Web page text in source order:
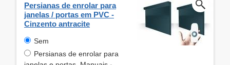
Persianas de enrolar para
janelas / portas em PVC -
Cinzento antracite
Sem
Persianas de enrolar para